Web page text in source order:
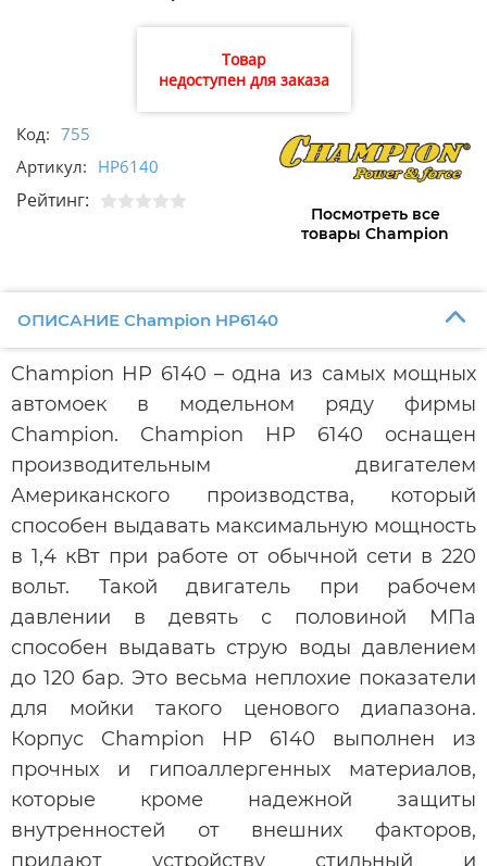
Товар
недоступен для заказа
Код: 755
Артикул: HP6140
Рейтинг:
Посмотреть все
товары Champion
ОПИСАНИЕ Champion HP6140
Champion HP 6140 – одна из самых мощных
автомоек в модельном ряду фирмы
Champion. Champion HP 6140 оснащен
производительным двигателем
Американского производства, который
способен выдавать максимальную мощность
в 1,4 кВт при работе от обычной сети в 220
вольт. Такой двигатель при рабочем
давлении в девять с половиной МПа
способен выдавать струю воды давлением
до 120 бар. Это весьма неплохие показатели
для мойки такого ценового диапазона.
Корпус Champion HP 6140 выполнен из
прочных и гипоаллергенных материалов,
которые кроме надежной защиты
внутренностей от внешних факторов,
придают устройству стильный и